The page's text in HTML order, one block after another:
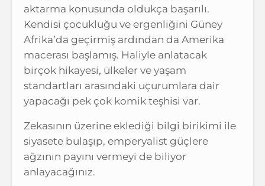
aktarma konusunda oldukça başarılı.
Kendisi çocukluğu ve ergenliğini Güney
Afrika’da geçirmiş ardından da Amerika
macerası başlamış. Haliyle anlatacak
birçok hikayesi, ülkeler ve yaşam
standartları arasındaki uçurumlara dair
yapacağı pek çok komik teşhisi var.
Zekasının üzerine eklediği bilgi birikimi ile
siyasete bulaşıp, emperyalist güçlere
ağzının payını vermeyi de biliyor
anlayacağınız.